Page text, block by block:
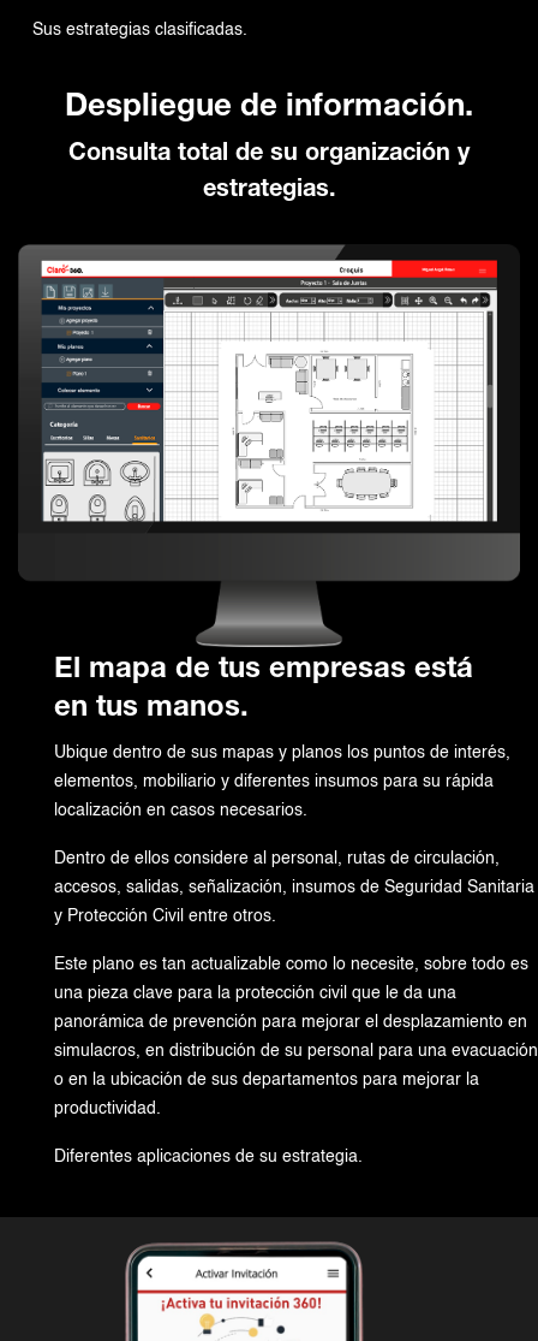
Sus estrategias clasificadas.
Despliegue de información.
Consulta total de su organización y
estrategias.
El mapa de tus empresas está
en tus manos.
Ubique dentro de sus mapas y planos los puntos de interés,
elementos, mobiliario y diferentes insumos para su rápida
localización en casos necesarios.
Dentro de ellos considere al personal, rutas de circulación,
accesos, salidas, señalización, insumos de Seguridad Sanitaria
y Protección Civil entre otros.
Este plano es tan actualizable como lo necesite, sobre todo es
una pieza clave para la protección civil que le da una
panorámica de prevención para mejorar el desplazamiento en
simulacros, en distribución de su personal para una evacuación
o en la ubicación de sus departamentos para mejorar la
productividad.
Diferentes aplicaciones de su estrategia.